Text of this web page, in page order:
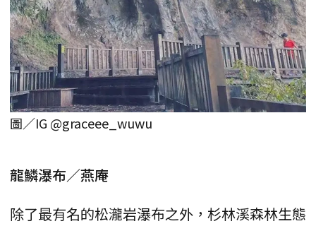
圖／IG @graceee_wuwu
龍鱗瀑布／燕庵
除了最有名的松瀧岩瀑布之外，杉林溪森林生態